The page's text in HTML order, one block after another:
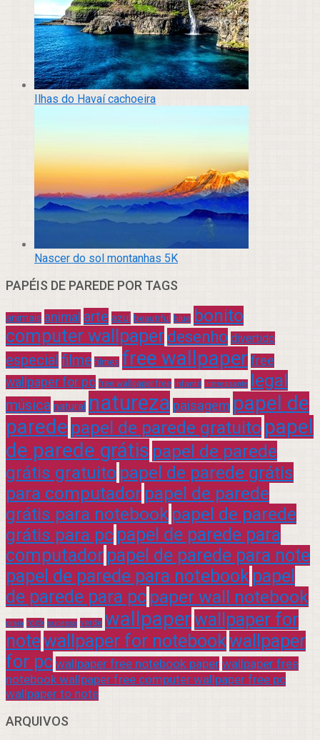
Ilhas do Havaí cachoeira
Nascer do sol montanhas 5K
PAPÉIS DE PAREDE POR TAGS
animais animal arte azul beautiful blue bonito
computer wallpaper desenho divertido
especial filme filmes free wallpaper free
wallpaper for pc free wallpaper free infantil interessante legal
música natural natureza paisagem papel de
parede papel de parede gratuito papel
de parede grátis papel de parede
grátis gratuito papel de parede grátis
para computador papel de parede
grátis para notebook papel de parede
grátis para pc papel de parede para
computador papel de parede para note
papel de parede para notebook papel
de parede para pc paper wall notebook
praia rock sucesso verde wallpaperwallpaper for
notewallpaper for notebookwallpaper
for pc wallpaper free notebook paper wallpaper free
notebook wallpaper free computer wallpaper free pc
wallpaper to note
ARQUIVOS